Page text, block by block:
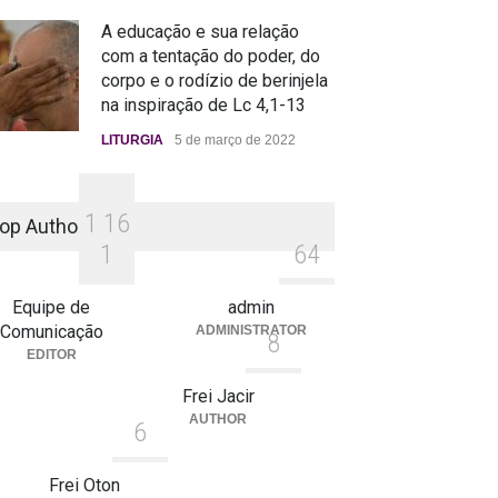
A educação e sua relação
com a tentação do poder, do
corpo e o rodízio de berinjela
na inspiração de Lc 4,1-13
LITURGIA 5 de março de 2022
Authors1 1 6
1
Equipe de
Comunicação
EDITOR
64
admin
ADMINISTRATOR
8
Frei Jacir
AUTHOR
6
Frei Oton